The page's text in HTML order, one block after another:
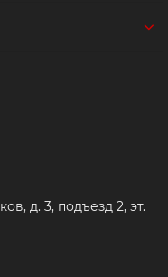
д. 3, подъезд 2, эт.